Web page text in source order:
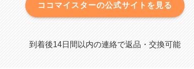
ココマイスターの公式サイトを見る
到着後14日間以内の連絡で返品・交換可能